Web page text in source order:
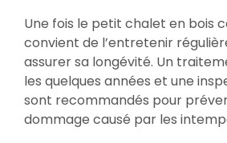
Une fois le petit chalet en bois
convient de l’entretenir
assurer sa longévité. Un
les quelques années et une
sont recommandés pour
dommage causé par les